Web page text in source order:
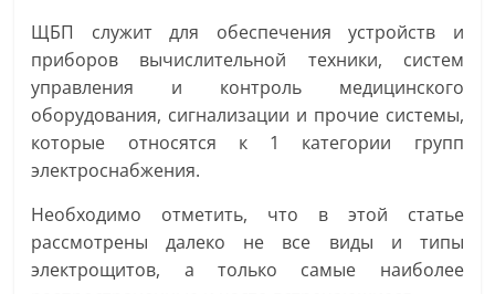
ЩБП служит для обеспечения устройств и
приборов вычислительной техники, систем
управления и контроль медицинского
оборудования, сигнализации и прочие системы,
которые относятся к 1 категории групп
электроснабжения.
Необходимо отметить, что в этой статье
рассмотрены далеко не все виды и типы
электрощитов, а только самые наиболее